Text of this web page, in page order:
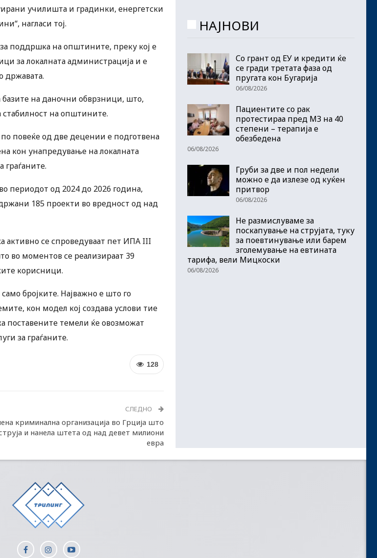
училишта и градинки, енергетски
нагласи тој.
поддршка на општините, преку кој е
за локалната администрација и е
државата.
базите на даночни обврзници, што,
на општините.
повеќе од две децении е подготвена
кон унапредување на локалната
граѓаните.
периодот од 2024 до 2026 година,
185 проекти во вредност од над
се спроведуваат пет ИПА III
во моментов се реализираат 39
корисници.
бројките. Најважно е што го
кон модел кој создава услови тие
поставените темели ќе овозможат
за граѓаните.
128
СЛЕДНО
криминална организација во Грција што
и нанела штета од над девет милиони
евра
НАЈНОВИ
Со грант од ЕУ и кредити ќе
се гради третата фаза од
пругата кон Бугарија
06/08/2026
Пациентите со рак
протестираа пред МЗ на 40
степени – терапија е
обезбедена
06/08/2026
Груби за две и пол недели
можно е да излезе од куќен
притвор
06/08/2026
Не размислуваме за
поскапување на струјата, туку
за поевтинување или барем
зголемување на евтината
тарифа, вели Мицкоски
06/08/2026